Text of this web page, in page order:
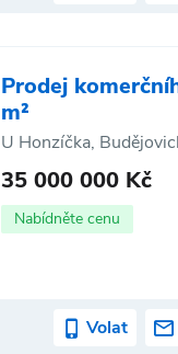
Prodej
m²
U Honzíčka,
35 000 000 Kč
Nabídněte cenu
Volat